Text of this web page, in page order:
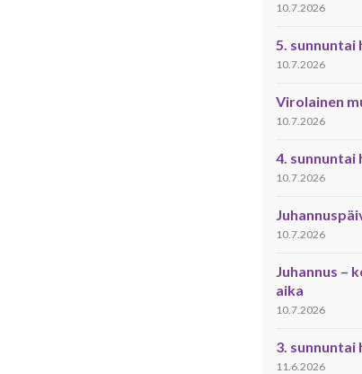
10.7.2026
5. sunnuntai
10.7.2026
Virolainen
10.7.2026
4. sunnuntai
10.7.2026
10.7.2026
Juhannus –
aika
10.7.2026
3. sunnuntai
11.6.2026